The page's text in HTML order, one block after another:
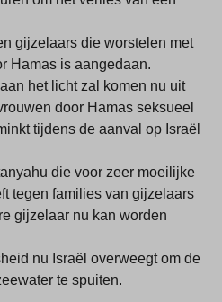
gijzelaars die worstelen met
Hamas is aangedaan.
het licht zal komen nu uit
door Hamas seksueel
tijdens de aanval op Israël
die voor zeer moeilijke
tegen families van gijzelaars
gijzelaar nu kan worden
nu Israël overweegt om de
te spuiten.